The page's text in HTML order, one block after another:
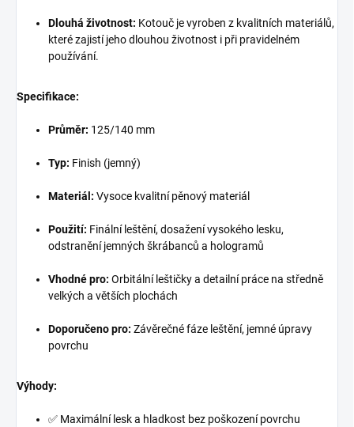
Dlouhá životnost: Kotouč je vyroben z kvalitních materiálů,
které zajistí jeho dlouhou životnost i při pravidelném
používání.
Specifikace:
Průměr: 125/140 mm
Typ: Finish (jemný)
Materiál: Vysoce kvalitní pěnový materiál
Použití: Finální leštění, dosažení vysokého lesku,
odstranění jemných škrábanců a hologramů
Vhodné pro: Orbitální leštičky a detailní práce na středně
velkých a větších plochách
Doporučeno pro: Závěrečné fáze leštění, jemné úpravy
povrchu
Výhody:
✅ Maximální lesk a hladkost bez poškození povrchu